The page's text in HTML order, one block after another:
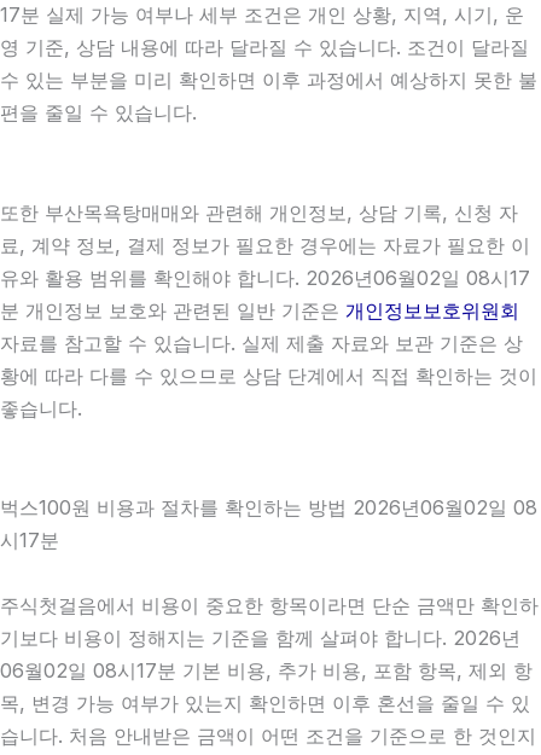
17분 실제 가능 여부나 세부 조건은 개인 상황, 지역, 시기, 운
영 기준, 상담 내용에 따라 달라질 수 있습니다. 조건이 달라질
수 있는 부분을 미리 확인하면 이후 과정에서 예상하지 못한 불
편을 줄일 수 있습니다.
또한 부산목욕탕매매와 관련해 개인정보, 상담 기록, 신청 자
료, 계약 정보, 결제 정보가 필요한 경우에는 자료가 필요한 이
유와 활용 범위를 확인해야 합니다. 2026년06월02일 08시17
분 개인정보 보호와 관련된 일반 기준은 개인정보보호위원회
자료를 참고할 수 있습니다. 실제 제출 자료와 보관 기준은 상
황에 따라 다를 수 있으므로 상담 단계에서 직접 확인하는 것이
좋습니다.
벅스100원 비용과 절차를 확인하는 방법 2026년06월02일 08
시17분
주식첫걸음에서 비용이 중요한 항목이라면 단순 금액만 확인하
기보다 비용이 정해지는 기준을 함께 살펴야 합니다. 2026년
06월02일 08시17분 기본 비용, 추가 비용, 포함 항목, 제외 항
목, 변경 가능 여부가 있는지 확인하면 이후 혼선을 줄일 수 있
습니다. 처음 안내받은 금액이 어떤 조건을 기준으로 한 것인지